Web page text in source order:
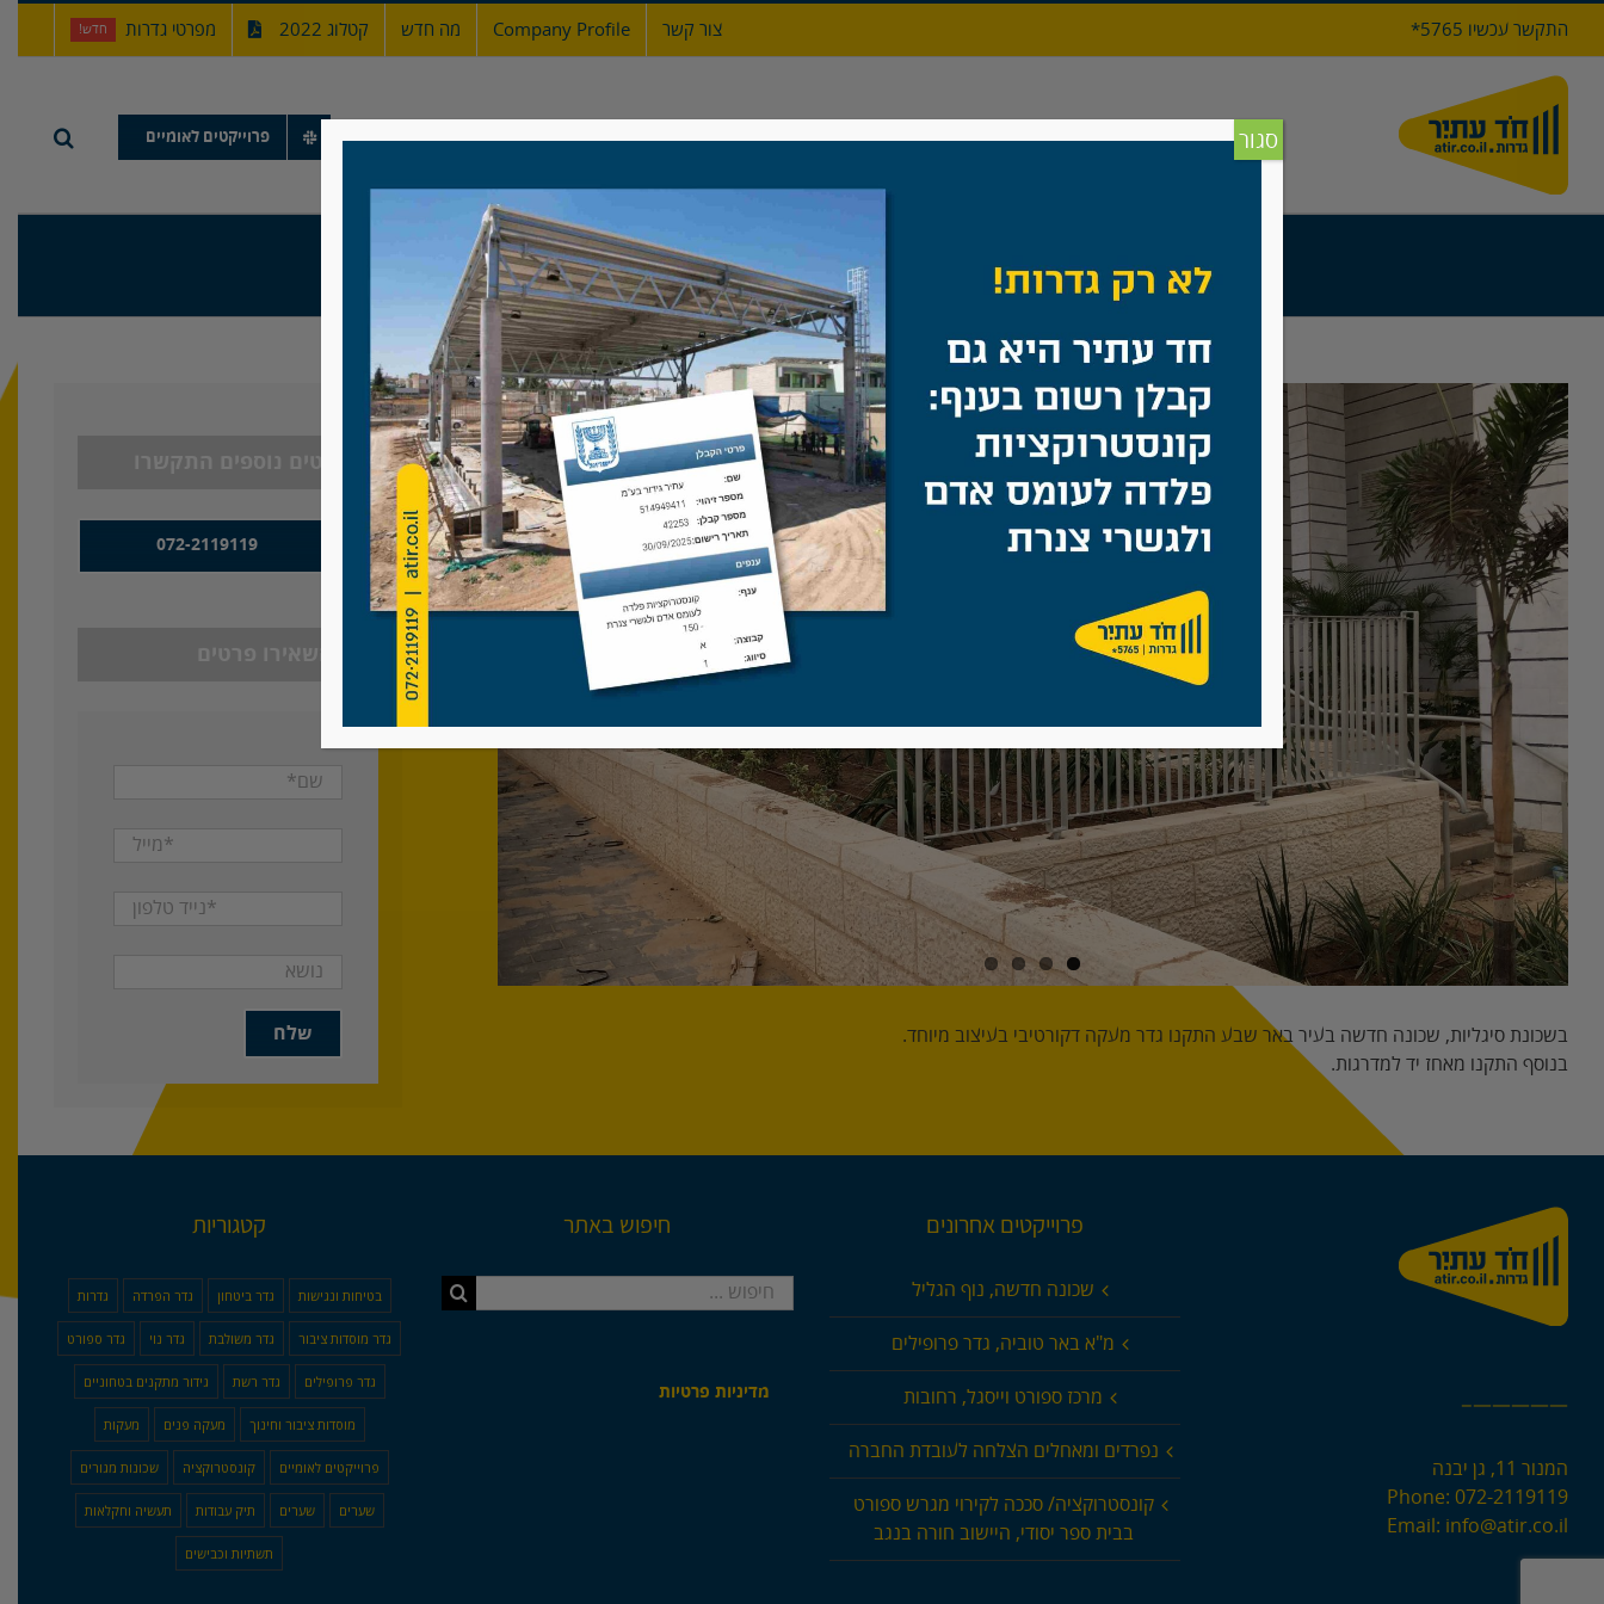
לתוכןהתקשר עכשיו 5765* צור קשר Company Profile מה חדש קטלוג 2022 מפרטי גדרות חדש!
דף הבית אודות גדרות מעקות ברזל שערים תיק עבודות פרוייקטים לאומיים
שכונה חדשה, גדר מעקה ומאחז יד
בית / שכונה חדשה, גדר מעקה ומאחז יד
בשכונת סיגליות, שכונה חדשה בעיר באר שבע התקנו גדר מעקה דקורטיבי בעיצוב מיוחד.
בנוסף התקנו מאחז יד למדרגות.
072-2119119
—————–
המנור 11, גן יבנה
Phone: 072-2119119
Email: info@atir.co.il
פרוייקטים אחרונים
שכונה חדשה, נוף הגליל
מ"א באר טוביה, גדר פרופילים
מרכז ספורט וייסגל, רחובות
נפרדים ומאחלים הצלחה לעובדת החברה
קונסטרוקציה/ סככה לקירוי מגרש ספורט
בבית ספר יסודי, היישוב חורה בנגב
חיפוש באתר
חיפוש...
מדיניות פרטיות
קטגוריות
בטיחות ונגישות גדר ביטחון גדר הפרדה גדרות
גדר מוסדות ציבור גדר משולבת גדר נוי גדר ספורט
גדר פרופילים גדר רשת גידור מתקנים בטחוניים
מוסדות ציבור וחינוך מעקה פנים מעקות
פרוייקטים לאומיים קונסטרוקציה שכונות מגורים
שערים שערים תיק עבודות תעשיה וחקלאות
תשתיות וכבישים
סגור